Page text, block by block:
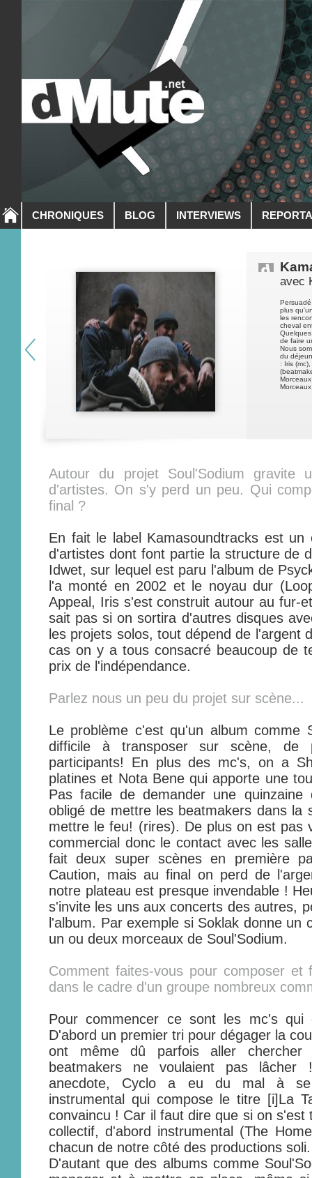
CHRONIQUES BLOG INTERVIEWS
avec
plus
les
cheval
de faire
Nous
du
: Iris
Autour du projet Soul'Sodium gravite
d'artistes. On s'y perd un peu. Qui
final ?
En fait le label Kamasoundtracks est un
d'artistes dont font partie la structure de
Idwet, sur lequel est paru l'album de
l'a monté en 2002 et le noyau dur
Appeal, Iris s'est construit autour au fur-
sait pas si on sortira d'autres disques
les projets solos, tout dépend de l'argent
cas on y a tous consacré beaucoup de
prix de l'indépendance.
Parlez nous un peu du projet sur scène...
Le problème c'est qu'un album comme
difficile à transposer sur scène,
participants! En plus des mc's, on a
platines et Nota Bene qui apporte une
Pas facile de demander une
obligé de mettre les beatmakers dans la
mettre le feu! (rires). De plus on est pas
commercial donc le contact avec les
fait deux super scènes en première
Caution, mais au final on perd de
notre plateau est presque invendable !
s'invite les uns aux concerts des autres,
l'album. Par exemple si Soklak donne
un ou deux morceaux de Soul'Sodium.
Comment faites-vous pour composer et
dans le cadre d'un groupe nombreux
Pour commencer ce sont les mc's qui
D'abord un premier tri pour dégager la
ont même dû parfois aller chercher
beatmakers ne voulaient pas
anecdote, Cyclo a eu du mal à se
instrumental qui compose le titre [i]La
convaincu ! Car il faut dire que si on s'est
collectif, d'abord instrumental (The
chacun de notre côté des productions soli.
D'autant que des albums comme